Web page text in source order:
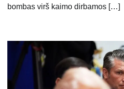
bombas virš kaimo dirbamos […]